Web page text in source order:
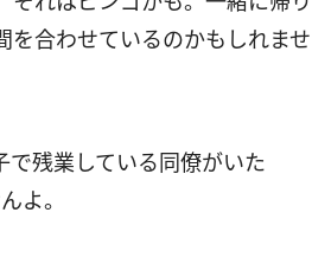
を合わせているのかもしれませ
残業している同僚がいた
よ。